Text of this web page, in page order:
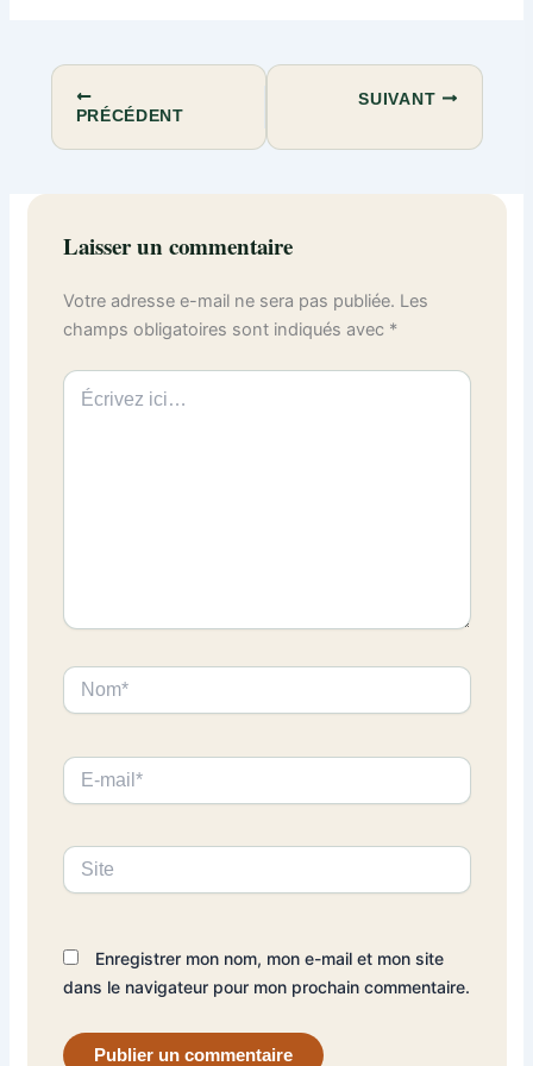
PRÉCÉDENT
SUIVANT
Laisser un commentaire
Votre adresse e-mail ne sera pas publiée. Les
champs obligatoires sont indiqués avec *
Écrivez
ici…
Nom*
E-
mail*
Site
Enregistrer mon nom, mon e-mail et mon site
dans le navigateur pour mon prochain commentaire.